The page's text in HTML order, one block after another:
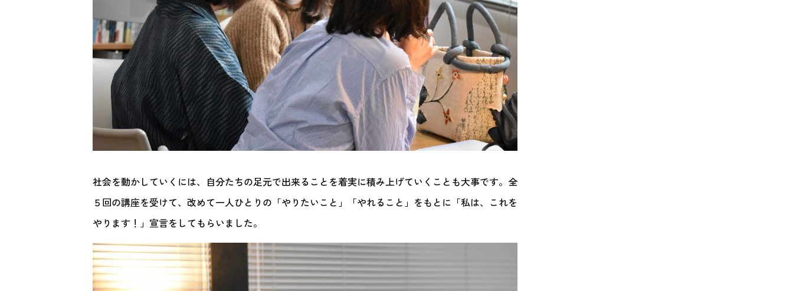
社会を動かしていくには、自分たちの足元で出来ることを着実に積み上げていくことも大事です。全
５回の講座を受けて、改めて一人ひとりの「やりたいこと」「やれること」をもとに「私は、これを
やります！」宣言をしてもらいました。